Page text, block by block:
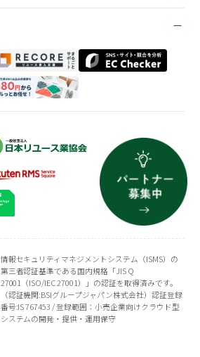
情報セキュリティマネジメントシステム（ISMS）の
第三者認証基準である国内規格「JIS Q
27001（ISO/IEC 27001）」の認証を取得済みです。
（認証機関:BSIグループジャパン株式会社）認証登録
番号:IS 767453 / 登録範囲：小売企業向けクラウド型
システムの開発・提供・運用保守